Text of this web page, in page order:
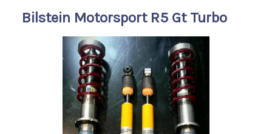
Bilstein Motorsport R5 Gt Turbo